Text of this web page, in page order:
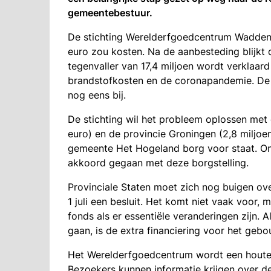
gemeentebestuur.
De stichting Werelderfgoedcentrum
euro zou kosten. Na de aanbesteding
tegenvaller van 17,4 miljoen wordt
brandstofkosten en de coronapandemie.
nog eens bij.
De stichting wil het probleem oplossen
euro) en de provincie Groningen (2,8
gemeente Het Hogeland borg voor staat.
akkoord gegaan met deze borgstelling.
Provinciale Staten moet zich nog buigen
1 juli een besluit. Het komt niet vaak voor,
fonds als er essentiële veranderingen zijn.
gaan, is de extra financiering voor het
Het Werelderfgoedcentrum wordt een